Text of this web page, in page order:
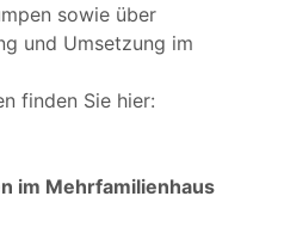
sowie über
und Umsetzung im
finden Sie hier:
im Mehrfamilienhaus